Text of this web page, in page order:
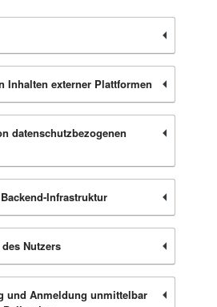
Inhalten externer Plattformen
datenschutzbezogenen
Infrastruktur
Nutzers
und Anmeldung unmittelbar